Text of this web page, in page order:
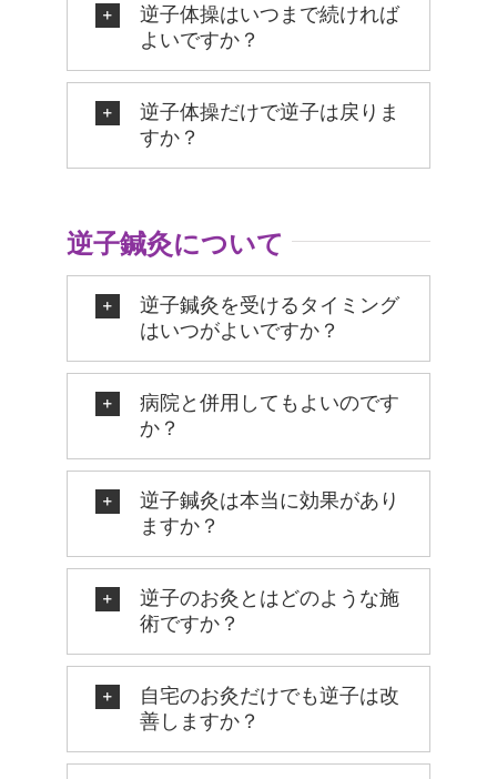
逆子体操はいつまで続ければ
よいですか？
逆子体操だけで逆子は戻りま
すか？
逆子鍼灸について
逆子鍼灸を受けるタイミング
はいつがよいですか？
病院と併用してもよいのです
か？
逆子鍼灸は本当に効果があり
ますか？
逆子のお灸とはどのような施
術ですか？
自宅のお灸だけでも逆子は改
善しますか？